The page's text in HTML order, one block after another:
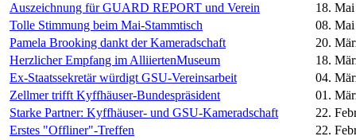
Auszeichnung für GUARD REPORT und Verein
18.
Tolle Stimmung beim Mai-Stammtisch
08.
Pamela Brooking dankt der Kameradschaft
20.
Herzlicher Empfang im AlliiertenMuseum
18.
Ex-Staatssekretär würdigt GSU-Vereinsarbeit
04.
Zellmer trifft Kyffhäuser-Bundespräsident
01.
Starke Partner: Kyffhäuser- und GSU-Kameradschaft
22.
Erstes "Offliner"-Treffen
22.